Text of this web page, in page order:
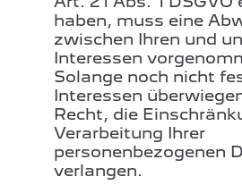
haben, muss eine
zwischen Ihren und
Interessen
Solange noch nicht
Interessen
Recht, die
Verarbeitung Ihrer
personenbezogenen
verlangen.